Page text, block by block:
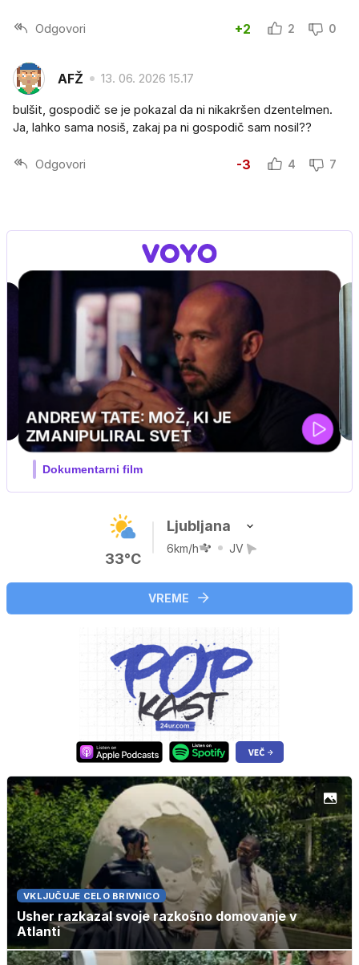
Odgovori +2 2 0
AFŽ 13. 06. 2026 15.17
bulšit, gospodič se je pokazal da ni nikakršen dzentelmen.
Ja, lahko sama nosiš, zakaj pa ni gospodič sam nosil??
Odgovori -3 4 7
33°C
Ljubljana
6km/h JV
VREME
VKLJUČUJE CELO BRIVNICO
Usher razkazal svoje razkošno domovanje v
Atlanti